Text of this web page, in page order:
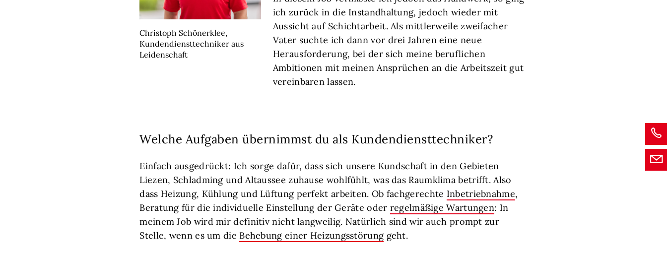
Christoph Schönerklee,
Kundendiensttechniker aus
Leidenschaft
ich zurück in die Instandhaltung, jedoch wieder mit
Aussicht auf Schichtarbeit. Als mittlerweile zweifacher
Vater suchte ich dann vor drei Jahren eine neue
Herausforderung, bei der sich meine beruflichen
Ambitionen mit meinen Ansprüchen an die Arbeitszeit gut
vereinbaren lassen.
Welche Aufgaben übernimmst du als Kundendiensttechniker?
Einfach ausgedrückt: Ich sorge dafür, dass sich unsere Kundschaft in den Gebieten
Liezen, Schladming und Altaussee zuhause wohlfühlt, was das Raumklima betrifft. Also
dass Heizung, Kühlung und Lüftung perfekt arbeiten. Ob fachgerechte Inbetriebnahme,
Beratung für die individuelle Einstellung der Geräte oder regelmäßige Wartungen: In
meinem Job wird mir definitiv nicht langweilig. Natürlich sind wir auch prompt zur
Stelle, wenn es um die Behebung einer Heizungsstörunggeht.